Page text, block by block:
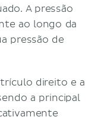
A pressão
ao longo da
pressão de
direito e a
a principal